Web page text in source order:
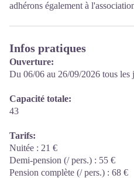
adhérons également à
Infos pratiques
Ouverture:
Du 06/06 au 26/09/2026 tous les
Capacité totale:
43
Tarifs:
Nuitée : 21 €
Demi-pension (/ pers.) : 55 €
Pension complète (/ pers.) : 68 €